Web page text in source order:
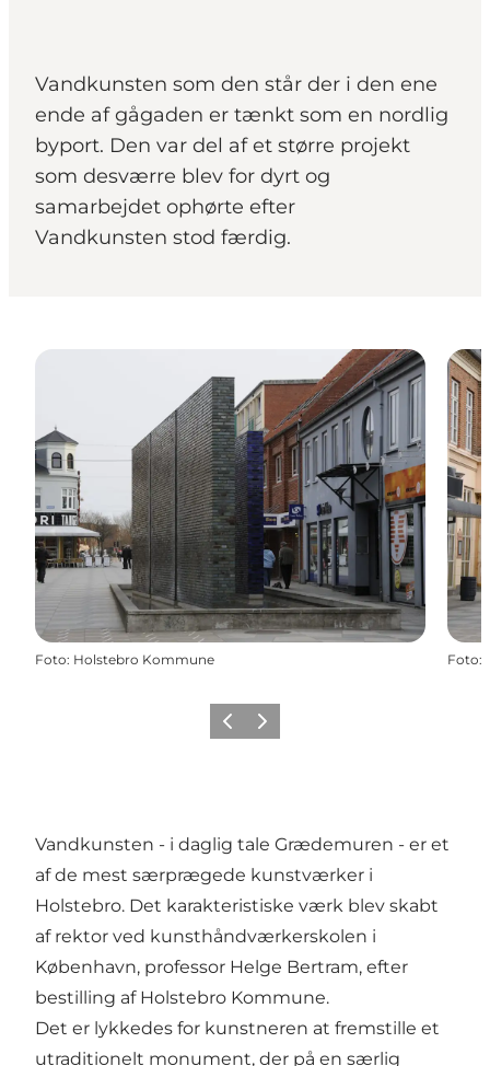
Vandkunsten som den står der i den ene
ende af gågaden er tænkt som en nordlig
byport. Den var del af et større projekt
som desværre blev for dyrt og
samarbejdet ophørte efter
Vandkunsten stod færdig.
Foto: Holstebro Kommune Foto:
ForrigeNæste
Vandkunsten - i daglig tale Grædemuren - er et
af de mest særprægede kunstværker i
Holstebro. Det karakteristiske værk blev skabt
af rektor ved kunsthåndværkerskolen i
København, professor Helge Bertram, efter
bestilling af Holstebro Kommune.
Det er lykkedes for kunstneren at fremstille et
utraditionelt monument, der på en særlig